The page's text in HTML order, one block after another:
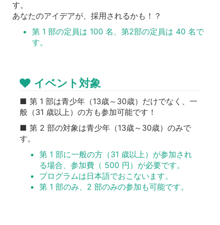
す。
あなたのアイデアが、採用されるかも！？
第 1 部の定員は 100 名、第2部の定員は 40 名で
す。
イベント対象
■ 第 1 部は青少年（13歳～30歳）だけでなく、一
般（31 歳以上）の方も参加可能です！
■ 第 2 部の対象は青少年（13歳～30歳）のみで
す。
第 1 部に一般の方（31 歳以上）が参加され
る場合、参加費（ 500 円）が必要です。
プログラムは日本語でおこないます。
第 1 部のみ、2 部のみの参加も可能です。